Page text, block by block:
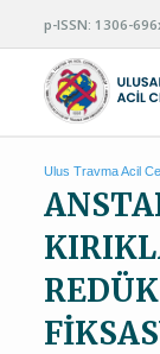
p-ISSN: 1306-
Ulus Travma Acil